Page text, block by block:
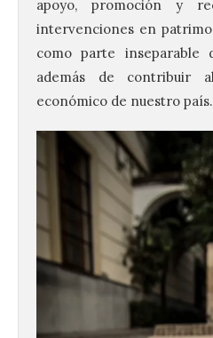
apoyo, promoción y
intervenciones en
como parte inseparable
además de contribuir
económico de nuestro país.